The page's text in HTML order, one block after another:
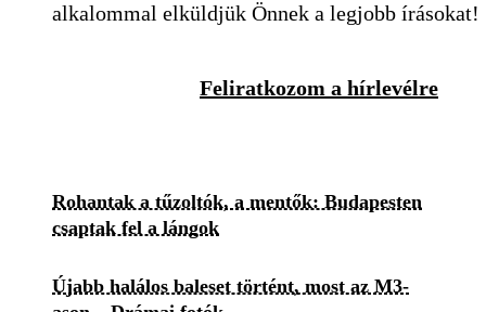
alkalommal elküldjük Önnek a legjobb írásokat!
Feliratkozom a hírlevélre
Rohantak a tűzoltók, a mentők: Budapesten
csaptak fel a lángok
Újabb halálos baleset történt, most az M3-